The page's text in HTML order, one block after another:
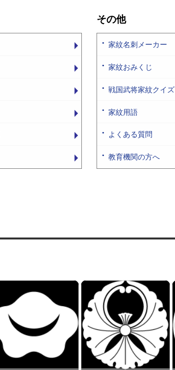
その他
家紋名刺メーカー
家紋おみくじ
戦国武将家紋クイズ
家紋用語
よくある質問
教育機関の方へ